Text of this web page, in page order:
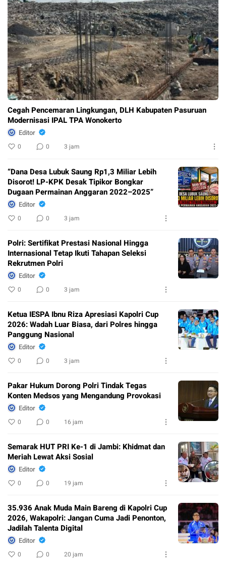
Cegah Pencemaran Lingkungan, DLH Kabupaten Pasuruan
Modernisasi IPAL TPA Wonokerto
Editor
0 0 3 jam
“Dana Desa Lubuk Saung Rp1,3 Miliar Lebih
Disorot! LP-KPK Desak Tipikor Bongkar
Dugaan Permainan Anggaran 2022–2025”
Editor
0 0 3 jam
Polri: Sertifikat Prestasi Nasional Hingga
Internasional Tetap Ikuti Tahapan Seleksi
Rekrutmen Polri
Editor
0 0 3 jam
Ketua IESPA Ibnu Riza Apresiasi Kapolri Cup
2026: Wadah Luar Biasa, dari Polres hingga
Panggung Nasional
Editor
0 0 3 jam
Pakar Hukum Dorong Polri Tindak Tegas
Konten Medsos yang Mengandung Provokasi
Editor
0 0 16 jam
Semarak HUT PRI Ke-1 di Jambi: Khidmat dan
Meriah Lewat Aksi Sosial
Editor
0 0 19 jam
35.936 Anak Muda Main Bareng di Kapolri Cup
2026, Wakapolri: Jangan Cuma Jadi Penonton,
Jadilah Talenta Digital
Editor
0 0 20 jam